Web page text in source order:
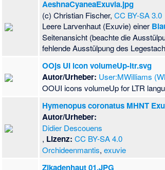
AeshnaCyaneaExuvia.jpg
(c) Christian Fischer,CC BY-SA 3.0
Leere Larvenhaut (Exuvie) einer
Seitenansicht (beachte die
fehlende Ausstülpung des
OOjs UI icon volumeUp-ltr.svg
Autor/Urheber: User:MWilliams
OOUI icons volumeUp for LTR
Hymenopus coronatus MHNT
Autor/Urheber:
Didier Descouens
, Lizenz: CC BY-SA 4.0
Orchideenmantis,exuvie
Zikadenhaut 01.JPG